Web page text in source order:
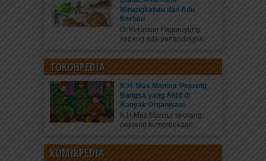
Minangkabau dan Adu
Kerbau
Di Kerajaan Pagaruyung
sedang ada pertandingan...
TOKOHPEDIA
K.H. Mas Mansur Pejuang
Bangsa yang Aktif di
Banyak Organisasi
K.H Mas Mansur seorang
pejuang kemerdekaan...
KOMIKPEDIA